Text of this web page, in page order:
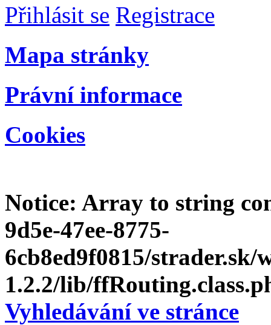
Přihlásit se Registrace
Mapa stránky
Právní informace
Cookies
Notice: Array to string
9d5e-47ee-8775-
6cb8ed9f0815/
1.2.2/lib/
Vyhledávání ve stránce